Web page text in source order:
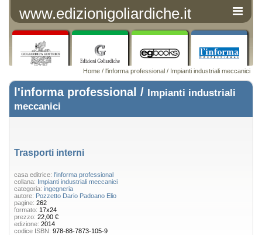
www.edizionigoliardiche.it
Home / l'informa professional / Impianti industriali meccanici
l'informa professional / Impianti industriali
meccanici
Trasporti interni
casa editrice: l'informa professional
collana: Impianti industriali meccanici
categoria: ingegneria
autore: Pozzetto Dario Padoano Elio
pagine: 262
formato: 17x24
prezzo: 22,00 €
edizione: 2014
codice ISBN: 978-88-7873-105-9